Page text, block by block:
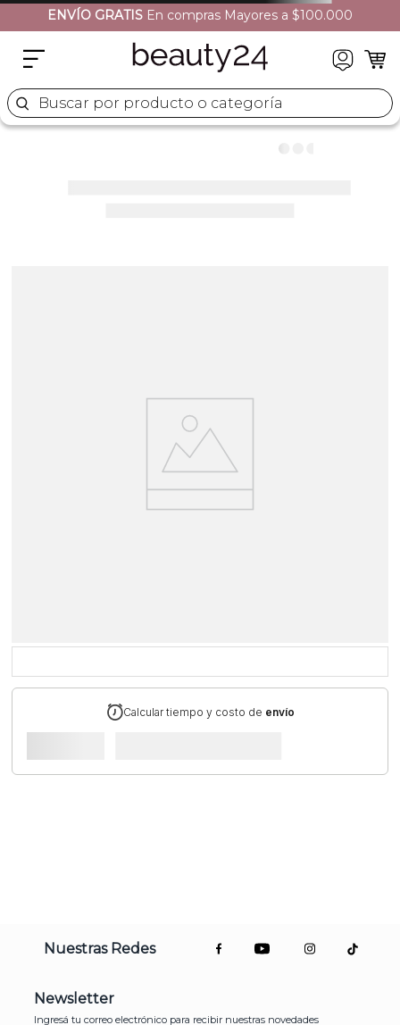
ENVÍO GRATIS En compras Mayores a $100.000
Buscar por producto o categoría
¡Lo sentimos!No encontramos
resultados para tu búsqueda
Te recomendamos revisar los términos utilizados o
navegar por nuestras categorías destacadas.
MIRA
PRODUCTOS